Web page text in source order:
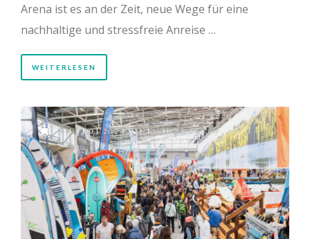
Arena ist es an der Zeit, neue Wege für eine
nachhaltige und stressfreie Anreise …
WEITERLESEN
AM 11.01.2024 UM 13:48